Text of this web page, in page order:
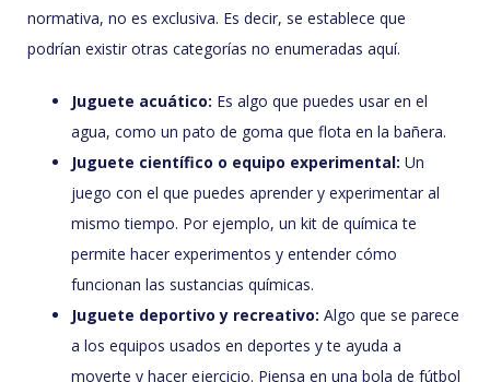
normativa, no es exclusiva. Es decir, se establece que
podrían existir otras categorías no enumeradas aquí.
Juguete acuático: Es algo que puedes usar en el
agua, como un pato de goma que flota en la bañera.
Juguete científico o equipo experimental: Un
juego con el que puedes aprender y experimentar al
mismo tiempo. Por ejemplo, un kit de química te
permite hacer experimentos y entender cómo
funcionan las sustancias químicas.
Juguete deportivo y recreativo: Algo que se parece
a los equipos usados en deportes y te ayuda a
moverte y hacer ejercicio. Piensa en una bola de fútbol